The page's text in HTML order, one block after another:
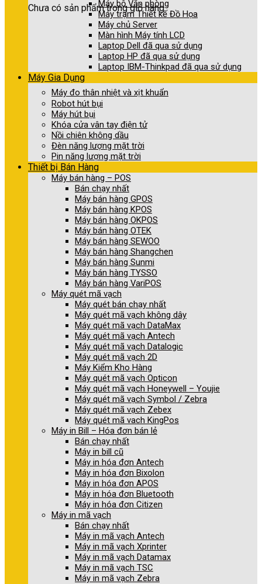
Chưa có sản phẩm trong giỏ hàng.
Máy bộ Văn phòng
Máy trạm Thiết kế Đồ Họa
Máy chủ Server
Màn hình Máy tính LCD
Laptop Dell đã qua sử dụng
Laptop HP đã qua sử dụng
Laptop IBM-Thinkpad đã qua sử dụng
Máy Gia Dụng
Máy đo thân nhiệt và xịt khuẩn
Robot hút bụi
Máy hút bụi
Khóa cửa vân tay điện tử
Nồi chiên không dầu
Đèn năng lượng mặt trời
Pin năng lượng mặt trời
Thiết bị Bán Hàng
Máy bán hàng – POS
Bán chạy nhất
Máy bán hàng GPOS
Máy bán hàng KPOS
Máy bán hàng OKPOS
Máy bán hàng OTEK
Máy bán hàng SEWOO
Máy bán hàng Shangchen
Máy bán hàng Sunmi
Máy bán hàng TYSSO
Máy bán hàng VariPOS
Máy quét mã vạch
Máy quét bán chạy nhất
Máy quét mã vạch không dây
Máy quét mã vạch DataMax
Máy quét mã vạch Antech
Máy quét mã vạch Datalogic
Máy quét mã vạch 2D
Máy Kiểm Kho Hàng
Máy quét mã vạch Opticon
Máy quét mã vạch Honeywell – Youjie
Máy quét mã vạch Symbol / Zebra
Máy quét mã vạch Zebex
Máy quét mã vach KingPos
Máy in Bill – Hóa đơn bán lẻ
Bán chạy nhất
Máy in bill cũ
Máy in hóa đơn Antech
Máy in hóa đơn Bixolon
Máy in hóa đơn APOS
Máy in hóa đơn Bluetooth
Máy in hóa đơn Citizen
Máy in mã vạch
Bán chạy nhất
Máy in mã vạch Antech
Máy in mã vạch Xprinter
Máy in mã vạch Datamax
Máy in mã vạch TSC
Máy in mã vạch Zebra